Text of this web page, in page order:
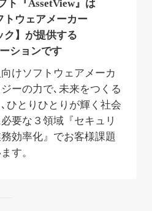
ト『AssetView』は
トウェアメーカー
ク】が提供する
ションです
けソフトウェアメーカ
ーの力で､未来をつくる
ひとりひとりが輝く社会
要な３領域『セキュリ
効率化』でお客様課題
す。